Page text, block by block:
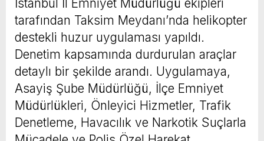
İstanbul İl Emniyet Müdürlüğü ekipleri
tarafından Taksim Meydanı’nda helikopter
destekli huzur uygulaması yapıldı.
Denetim kapsamında durdurulan araçlar
detaylı bir şekilde arandı. Uygulamaya,
Asayiş Şube Müdürlüğü, İlçe Emniyet
Müdürlükleri, Önleyici Hizmetler, Trafik
Denetleme, Havacılık ve Narkotik Suçlarla